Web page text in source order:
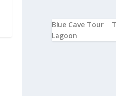
Blue Cave Tour
Lagoon